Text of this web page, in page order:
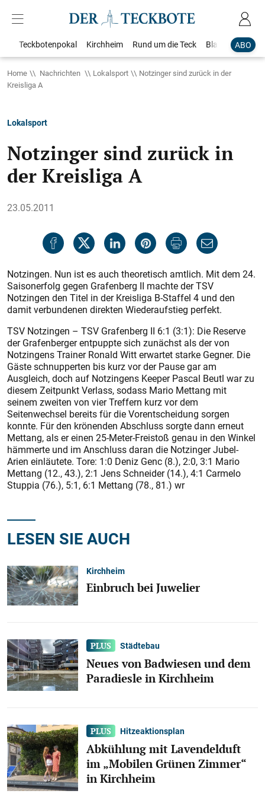
ABO
Teckbotenpokal Kirchheim Rund um die Teck Blaulicht
Home Nachrichten Lokalsport
Notzinger sind zurück in der
Kreisliga A
Lokalsport
Notzinger sind zurück in
der Kreisliga A
23.05.2011
Notzingen. Nun ist es auch theoretisch amtlich. Mit dem 24.
Saisonerfolg gegen Grafenberg II machte der TSV
Notzingen den Titel in der Kreisliga B-Staffel 4 und den
damit verbundenen direkten Wiederaufstieg perfekt.
TSV Notzingen – TSV Grafenberg II 6:1 (3:1): Die Reserve
der Grafenberger entpuppte sich zunächst als der von
Notzingens Trainer Ronald Witt erwartet starke Gegner. Die
Gäste schnupperten bis kurz vor der Pause gar am
Ausgleich, doch auf Notzingens Keeper Pascal Beutl war zu
diesem Zeitpunkt Verlass, sodass Mario Mettang mit
seinem zweiten von vier Treffern kurz vor dem
Seitenwechsel bereits für die Vorentscheidung sorgen
konnte. Für den krönenden Abschluss sorgte dann erneut
Mettang, als er einen 25-Meter-Freistoß genau in den Winkel
hämmerte und im Anschluss daran die Notzinger Jubel-
Arien einläutete. Tore: 1:0 Deniz Genc (8.), 2:0, 3:1 Mario
Mettang (12., 43.), 2:1 Jens Schneider (14.), 4:1 Carmelo
Stuppia (76.), 5:1, 6:1 Met­tang (78., 81.) wr
LESEN SIE AUCH
Kirchheim
Einbruch bei Juwelier
Städtebau
Neues von Badwiesen und dem
Paradiesle in Kirchheim
Hitzeaktionsplan
Abkühlung mit Lavendelduft
im „Mobilen Grünen Zimmer“
in Kirchheim